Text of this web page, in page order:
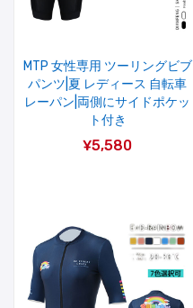
MTP 女性専用 ツーリングビブ
パンツ|夏 レディース 自転車
レーパン|両側にサイドポケッ
ト付き
¥5,580